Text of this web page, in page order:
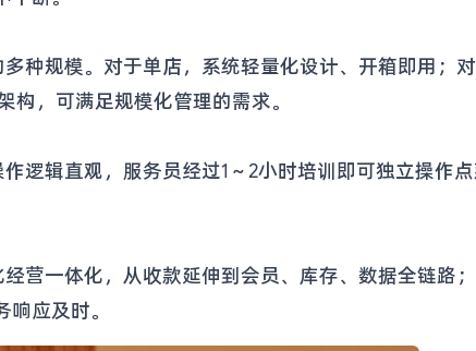
种规模。对于单店，系统轻量化设计、开箱即用；
，可满足规模化管理的需求。
逻辑直观，服务员经过1～2小时培训即可独立操作
营一体化，从收款延伸到会员、库存、数据全链路
应及时。